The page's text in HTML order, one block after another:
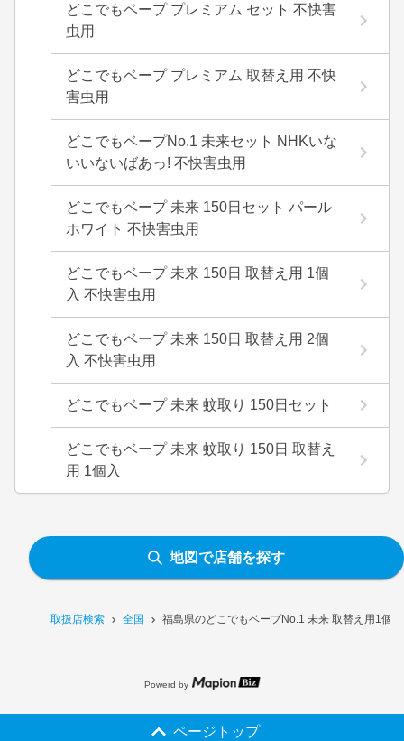
取扱店検索 全国 福島県のどこでもベープNo.1 未来 取替え用1個
どこでもベープ プレミアム セット 不快害
虫用
どこでもベープ プレミアム 取替え用 不快
害虫用
どこでもベープNo.1 未来セット NHKいな
いいないばあっ! 不快害虫用
どこでもベープ 未来 150日セット パール
ホワイト 不快害虫用
どこでもベープ 未来 150日 取替え用 1個
入 不快害虫用
どこでもベープ 未来 150日 取替え用 2個
入 不快害虫用
どこでもベープ 未来 蚊取り 150日セット
どこでもベープ 未来 蚊取り 150日 取替え
用 1個入
地図で店舗を探す
Powerd by
ページトップ